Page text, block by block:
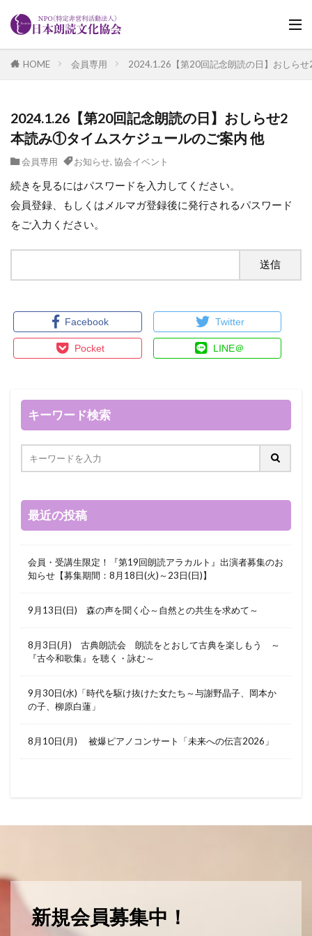
HOME 会員専用 2024.1.26【第20回記念朗読の日】おしら
2024.1.26【第20回記念朗読の日】おしらせ2
本読み①タイムスケジュールのご案内 他
会員専用 お知らせ, 協会イベント
続きを見るにはパスワードを入力してください。
会員登録、もしくはメルマガ登録後に発行されるパスワード
をご入力ください。
Facebook Twitter
Pocket LINE＠
キーワード検索
最近の投稿
会員・受講生限定！『第19回朗読アラカルト』出演者募集のお
知らせ【募集期間：8月18日(火)～23日(日)】
9月13日(日) 森の声を聞く心～自然との共生を求めて～
8月3日(月) 古典朗読会 朗読をとおして古典を楽しもう ～
『古今和歌集』を聴く・詠む～
9月30日(水)「時代を駆け抜けた女たち～与謝野晶子、岡本か
の子、柳原白蓮」
8月10日(月) 被爆ピアノコンサート「未来への伝言2026」
新規会員募集中！